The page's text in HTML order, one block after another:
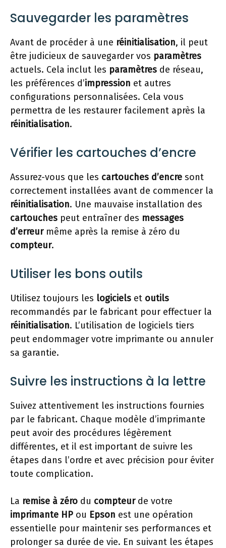
Sauvegarder les paramètres
Avant de procéder à une réinitialisation, il peut
être judicieux de sauvegarder vos paramètres
actuels. Cela inclut les paramètres de réseau,
les préférences d’impression et autres
configurations personnalisées. Cela vous
permettra de les restaurer facilement après la
réinitialisation.
Vérifier les cartouches d’encre
Assurez-vous que les cartouches d’encre sont
correctement installées avant de commencer la
réinitialisation. Une mauvaise installation des
cartouches peut entraîner des messages
d’erreurmême après la remise à zéro du
compteur.
Utiliser les bons outils
Utilisez toujours les logiciels et outils
recommandés par le fabricant pour effectuer la
réinitialisation. L’utilisation de logiciels tiers
peut endommager votre imprimante ou annuler
sa garantie.
Suivre les instructions à la lettre
Suivez attentivement les instructions fournies
par le fabricant. Chaque modèle d’imprimante
peut avoir des procédures légèrement
différentes, et il est important de suivre les
étapes dans l’ordre et avec précision pour éviter
toute complication.
La remise à zéro du compteurde votre
imprimante HP ou Epson est une opération
essentielle pour maintenir ses performances et
prolonger sa durée de vie. En suivant les étapes